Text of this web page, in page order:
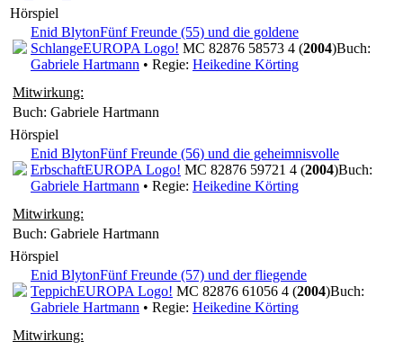
Hörspiel
Enid BlytonFünf Freunde (55) und die goldene
SchlangeEUROPA Logo! MC 82876 58573 4 (2004)Buch:
Gabriele Hartmann • Regie: Heikedine Körting
Mitwirkung:
Buch: Gabriele Hartmann
Hörspiel
Enid BlytonFünf Freunde (56) und die geheimnisvolle
ErbschaftEUROPA Logo! MC 82876 59721 4 (2004)Buch:
Gabriele Hartmann • Regie: Heikedine Körting
Mitwirkung:
Buch: Gabriele Hartmann
Hörspiel
Enid BlytonFünf Freunde (57) und der fliegende
TeppichEUROPA Logo! MC 82876 61056 4 (2004)Buch:
Gabriele Hartmann • Regie: Heikedine Körting
Mitwirkung: